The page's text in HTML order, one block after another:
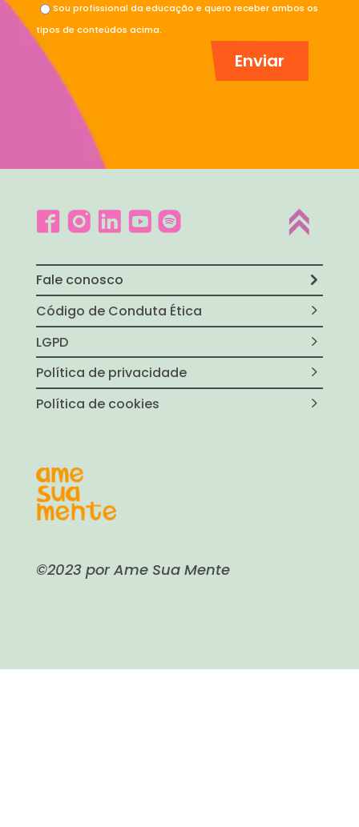
Sou profissional da educação e quero receber ambos os
tipos de conteúdos acima.
Fale conosco
Código de Conduta Ética
LGPD
Política de privacidade
Política de cookies
©2023 por Ame Sua Mente